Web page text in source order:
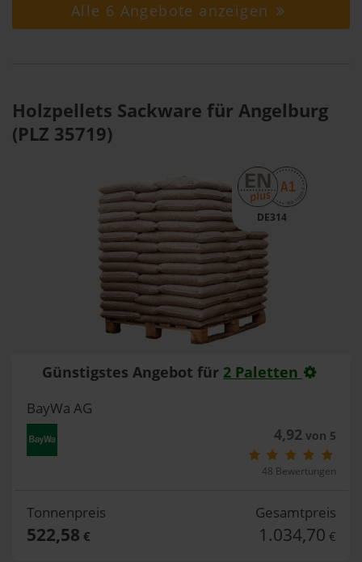
Alle 6 Angebote anzeigen
Holzpellets Sackware für Angelburg
(PLZ 35719)
DE314
Günstigstes Angebot für 2 Paletten
BayWa AG
4,92von 5
48 Bewertungen
Tonnenpreis
522,58 €
Gesamtpreis
1.034,70 €